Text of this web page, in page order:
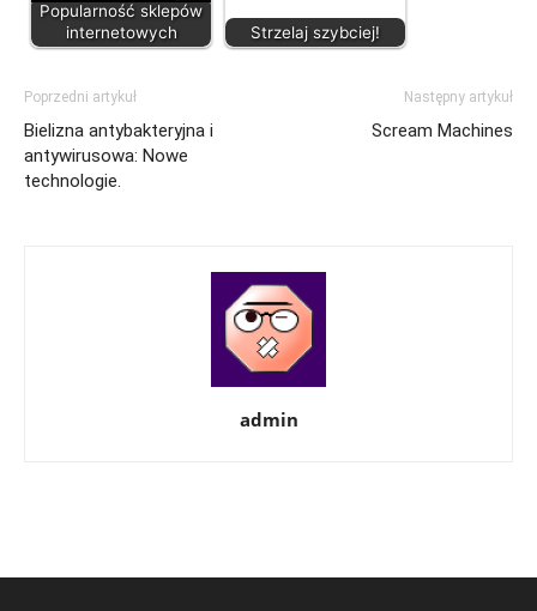
Popularność sklepów
internetowych
Strzelaj szybciej!
Poprzedni artykuł
Bielizna antybakteryjna i
antywirusowa: Nowe
technologie.
Następny artykuł
Scream Machines
admin